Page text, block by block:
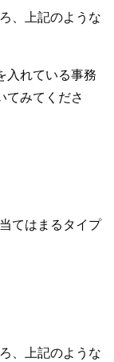
、上記のような
入れている事務
てみてくださ
てはまるタイプ
、上記のような